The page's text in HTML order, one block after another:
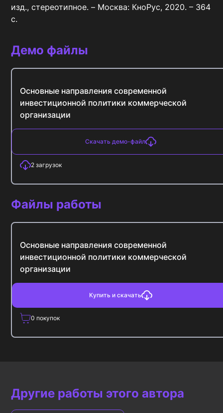
изд., стереотипное. – Москва: КноРус, 2020. – 364
с.
Демо файлы
Основные направления современной
инвестиционной политики коммерческой
организации
Скачать демо-файл
2 загрузок
Файлы работы
Основные направления современной
инвестиционной политики коммерческой
организации
Купить и скачать
0 покупок
Другие работы этого автора